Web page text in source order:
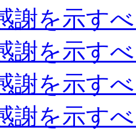
謝を示す
謝を示す
謝を示す
謝を示す